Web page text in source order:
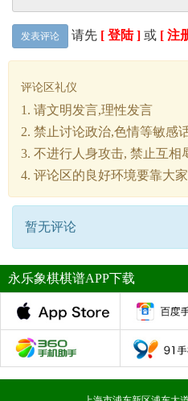
发表评论 请先 [ 登陆 ] 或 [ 注
评论区礼仪
1. 请文明发言,理性发言
2. 禁止讨论政治,色情等敏感
3. 不进行人身攻击, 禁止互相
4. 评论区的良好环境要靠大
暂无评论
永乐象棋棋谱APP下载